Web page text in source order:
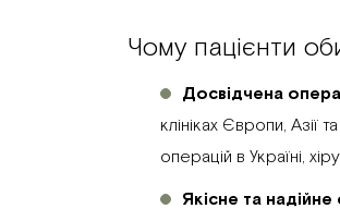
Чому пацієнти
Досвідчена
клініках Європи, Азії
операцій в Україні,
Якісне та